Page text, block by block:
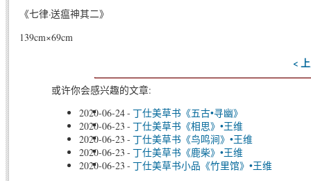
《七律·送瘟神其二》
139cm×69cm
<
或许你会感兴趣的文章:
2020-06-24-丁仕美草书《五古•寻幽》
2020-06-23 -丁仕美草书《相思》•王维
2020-06-23 -丁仕美草书《鸟鸣涧》•王维
2020-06-23 -丁仕美草书《鹿柴》•王维
2020-06-23 -丁仕美草书小品《竹里馆》•王维